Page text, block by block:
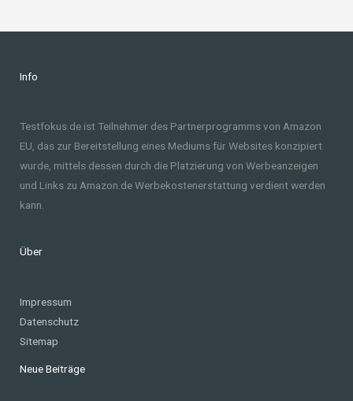
Info
Testfokus.de ist Teilnehmer des Partnerprogramms von Amazon
EU, das zur Bereitstellung eines Mediums für Websites konzipiert
wurde, mittels dessen durch die Platzierung von Werbeanzeigen
und Links zu Amazon.de Werbekostenerstattung verdient werden
kann.
Über
Impressum
Datenschutz
Sitemap
Neue Beiträge